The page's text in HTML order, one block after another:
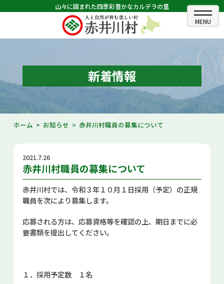
山々に囲まれた四季彩豊かなカルデラの里
ホーム
むらのできごと
むらのプロフィール
くらしの情報
ふるさと納税
観光・イベント情報
お問い合せ
新着情報
ホーム お知らせ 赤井川村職員の募集について
2021.7.26
赤井川村職員の募集について
赤井川村では、令和３年１０月１日採用（予定）の正規
職員を次により募集します。
応募される方は、応募資格等を確認の上、期日までに必
要書類を提出してください。
１．採用予定数 １名